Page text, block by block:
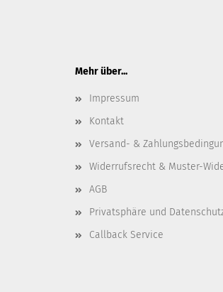
Mehr über...
Impressum
Kontakt
Versand- &
Widerrufsrecht & Muster-
AGB
Privatsphäre und
Callback Service